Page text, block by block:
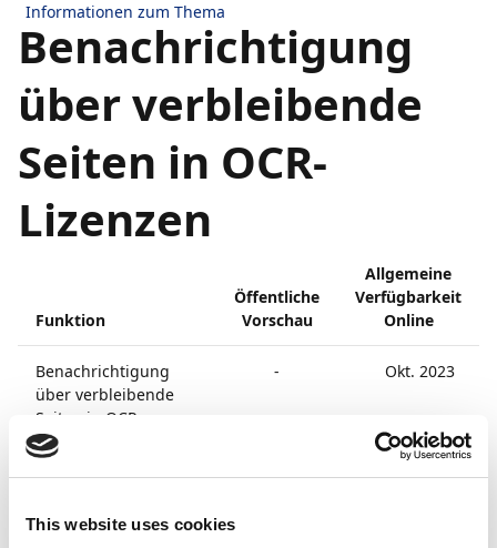
This website uses cookies
Informationen zum Thema
Benachrichtigung
über verbleibende
Seiten in OCR-
Lizenzen
Funktion
Öffentliche
Vorschau
Allgemeine
Verfügbarkeit
Online
Benachrichtigung
über verbleibende
Seiten in OCR-
Lizenzen
- Okt. 2023
Vorteile